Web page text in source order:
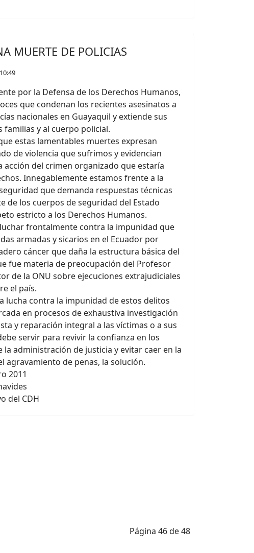
MUERTE DE POLICIAS
por la Defensa de los Derechos Humanos,
que condenan los recientes asesinatos a
nacionales en Guayaquil y extiende sus
familias y al cuerpo policial.
estas lamentables muertes expresan
de violencia que sufrimos y evidencian
acción del crimen organizado que estaría
Innegablemente estamos frente a la
que demanda respuestas técnicas
de los cuerpos de seguridad del Estado
estricto a los Derechos Humanos.
frontalmente contra la impunidad que
armadas y sicarios en el Ecuador por
cáncer que daña la estructura básica del
fue materia de preocupación del Profesor
de la ONU sobre ejecuciones extrajudiciales
el país.
lucha contra la impunidad de estos delitos
en procesos de exhaustiva investigación
y reparación integral a las víctimas o a sus
servir para revivir la confianza en los
la administración de justicia y evitar caer en la
agravamiento de penas, la solución.
2011
del CDH
Página 46 de 48